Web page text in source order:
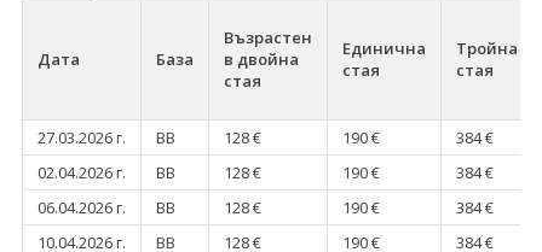
Дата База
Възрастен
в двойна
стая
Единична
стая
Тройна
стая
27.03.2026 г. BB 128 € 190 €
384 €
02.04.2026 г.
BB 128 € 190 €
384 €
06.04.2026 г.
BB 128 € 190 €
384 €
10.04.2026 г.
BB 128 € 190 €
384 €